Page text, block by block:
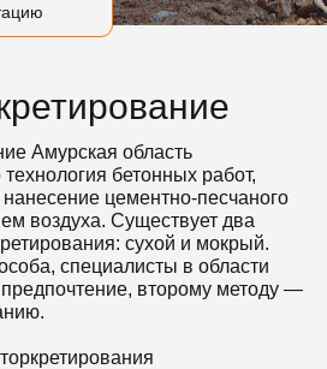
Амурская область
бетонных работ,
нанесение цементно-песчаного
воздуха. Существует два
сухой и мокрый.
специалисты в области
предпочтение, второму методу —